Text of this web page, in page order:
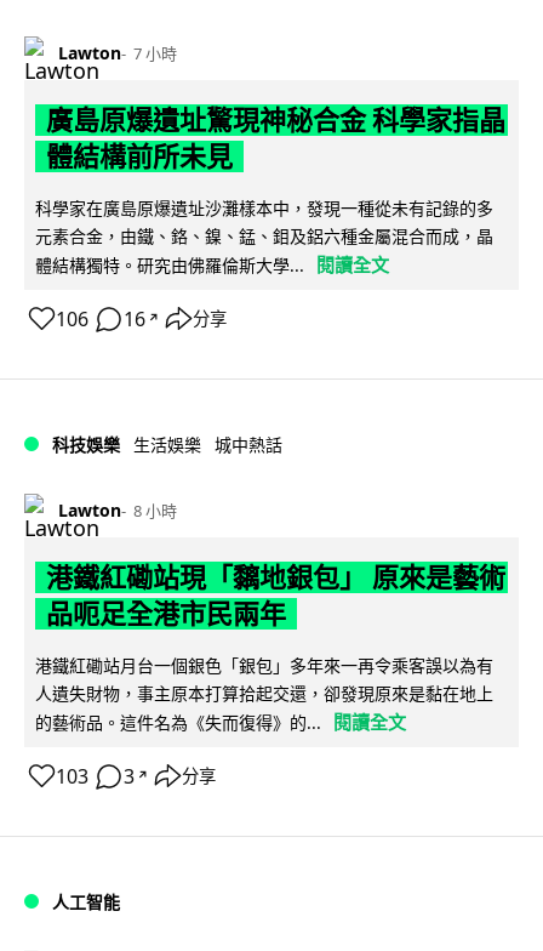
Lawton 7 小時
廣島原爆遺址驚現神秘合金 科學家指晶
體結構前所未見
科學家在廣島原爆遺址沙灘樣本中，發現一種從未有記錄的多
元素合金，由鐵、鉻、鎳、錳、鉬及鋁六種金屬混合而成，晶
體結構獨特。研究由佛羅倫斯大學...
閱讀全文
106 16 ↗ 分享
科技娛樂 生活娛樂 城中熱話
Lawton 8 小時
港鐵紅磡站現「黐地銀包」 原來是藝術
品呃足全港市民兩年
港鐵紅磡站月台一個銀色「銀包」多年來一再令乘客誤以為有
人遺失財物，事主原本打算拾起交還，卻發現原來是黏在地上
的藝術品。這件名為《失而復得》的...
閱讀全文
103 3 ↗ 分享
人工智能